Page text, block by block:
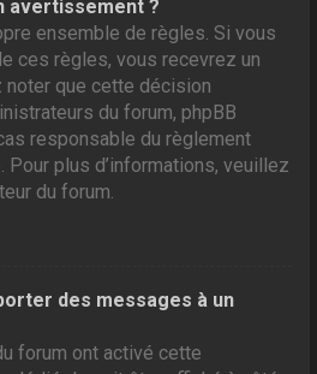
avertissement ?
ensemble de règles. Si vous
ces règles, vous recevrez un
que cette décision
du forum, phpBB
responsable du règlement
Pour plus d’informations, veuillez
du forum.
des messages à un
forum ont activé cette